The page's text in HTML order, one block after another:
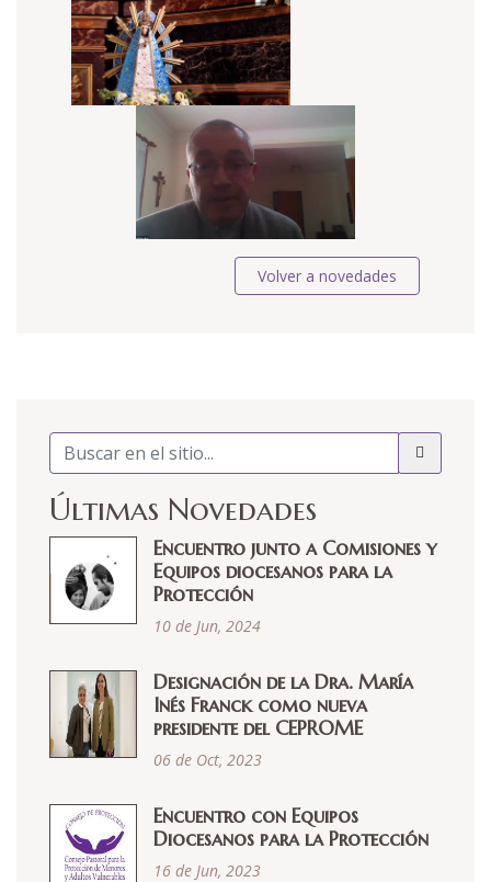
Volver a novedades
Últimas Novedades
Encuentro junto a Comisiones y
Equipos diocesanos para la
Protección
10 de Jun, 2024
Designación de la Dra. María
Inés Franck como nueva
presidente del CEPROME
06 de Oct, 2023
Encuentro con Equipos
Diocesanos para la Protección
16 de Jun, 2023